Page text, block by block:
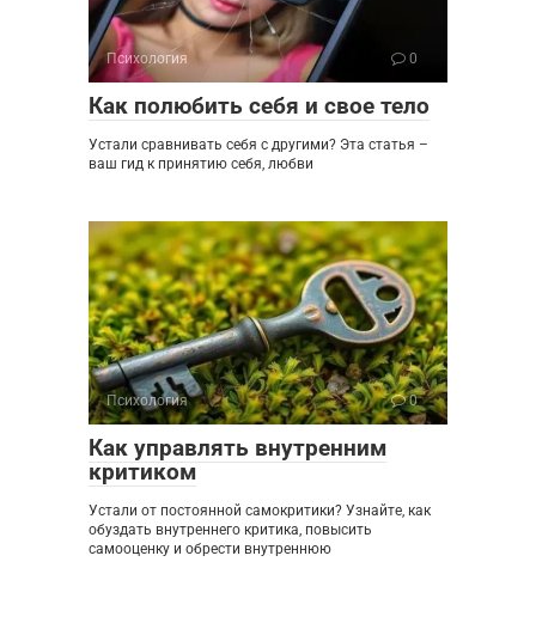
Психология 0
Как полюбить себя и свое тело
Устали сравнивать себя с другими? Эта статья –
ваш гид к принятию себя, любви
Психология 0
Как управлять внутренним
критиком
Устали от постоянной самокритики? Узнайте, как
обуздать внутреннего критика, повысить
самооценку и обрести внутреннюю